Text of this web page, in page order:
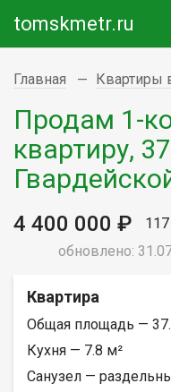
tomskmetr.ru
Главная Квартиры
Продам 1-
квартиру,
4 400 000 ₽
обновлено:
Квартира
Общая площадь —
Кухня — 7.8 м²
Санузел —